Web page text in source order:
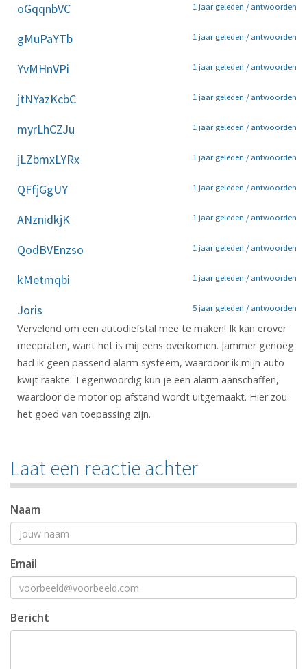
oGqqnbVC 1 jaar geleden / antwoorden
gMuPaYTb 1 jaar geleden / antwoorden
YvMHnVPi 1 jaar geleden / antwoorden
jtNYazKcbC 1 jaar geleden / antwoorden
myrLhCZJu 1 jaar geleden / antwoorden
jLZbmxLYRx 1 jaar geleden / antwoorden
QFfjGgUY 1 jaar geleden / antwoorden
ANznidkjK 1 jaar geleden / antwoorden
QodBVEnzso 1 jaar geleden / antwoorden
kMetmqbi 1 jaar geleden / antwoorden
Joris 5 jaar geleden / antwoorden
Vervelend om een autodiefstal mee te maken! Ik kan erover
meepraten, want het is mij eens overkomen. Jammer genoeg
had ik geen passend alarm systeem, waardoor ik mijn auto
kwijt raakte. Tegenwoordig kun je een alarm aanschaffen,
waardoor de motor op afstand wordt uitgemaakt. Hier zou
het goed van toepassing zijn.
Laat een reactie achter
Naam
Email
Bericht